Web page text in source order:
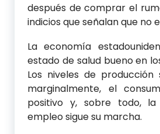
después de comprar el
indicios que señalan que no
La economía
estado de salud bueno en
Los niveles de
marginalmente, el
positivo y, sobre todo, la
empleo sigue su marcha.